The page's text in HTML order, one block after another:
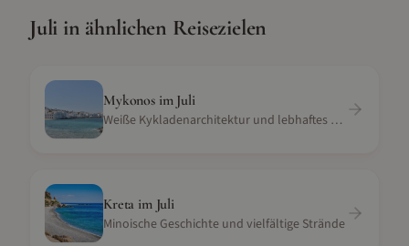
Juli in ähnlichen Reisezielen
Mykonosim Juli
Weiße Kykladenarchitektur und lebhaftes Nachtleben
Kreta im Juli
Minoische Geschichte und vielfältige Strände